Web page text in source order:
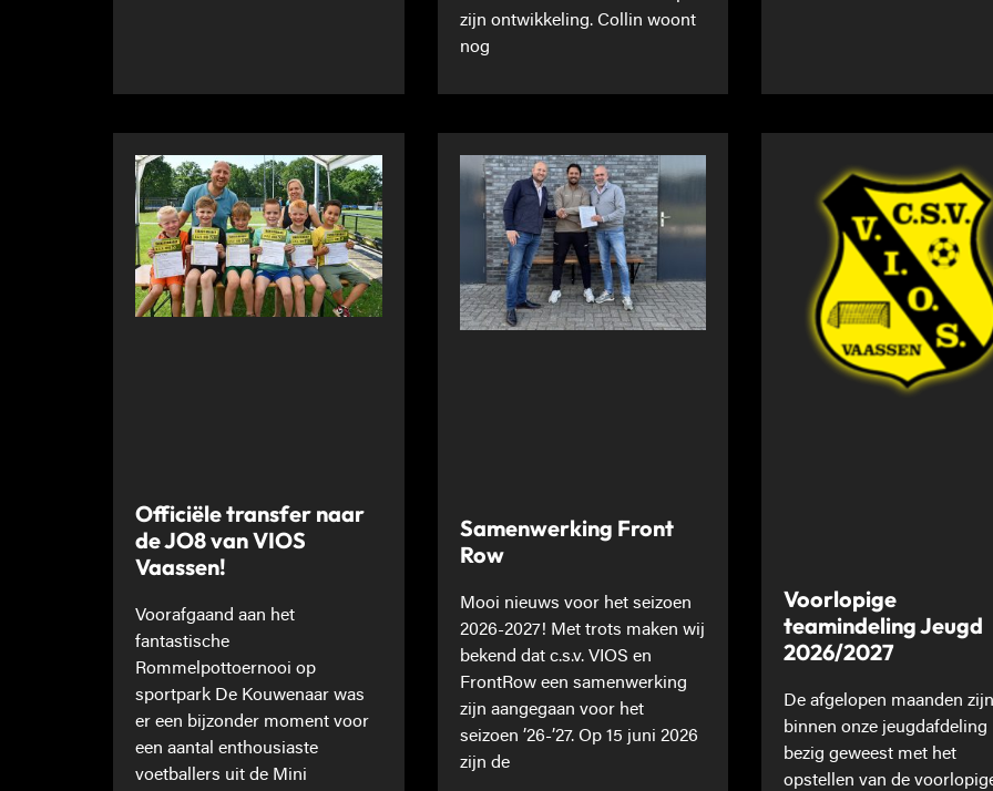
zijn ontwikkeling. Collin woont
nog
Officiële transfer naar
de JO8 van VIOS
Vaassen!
Voorafgaand aan het
fantastische
Rommelpottoernooi op
sportpark De Kouwenaar was
er een bijzonder moment voor
een aantal enthousiaste
voetballers uit de Mini
Samenwerking Front
Row
Mooi nieuws voor het seizoen
2026-2027! Met trots maken wij
bekend dat c.s.v. VIOS en
FrontRow een samenwerking
zijn aangegaan voor het
seizoen ’26-’27. Op 15 juni 2026
zijn de
Voorlopige
teamindeling Jeugd
2026/2027
De afgelopen maanden
binnen onze jeugdafdeling
bezig geweest met het
opstellen van de